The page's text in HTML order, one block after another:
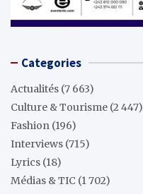
Categories
Actualités (7 663)
Culture & Tourisme (2 447)
Fashion (196)
Interviews (715)
Lyrics (18)
Médias & TIC (1 702)